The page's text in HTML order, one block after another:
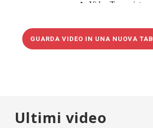
GUARDA VIDEO IN UNA NUOVA TAB
Ultimi video